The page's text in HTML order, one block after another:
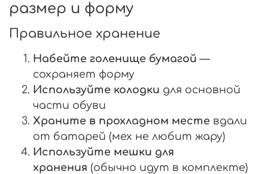
размер и форму
Правильное хранение
Набейте голенище бумагой —
сохраняет форму
Используйте колодки для основной
части обуви
Храните в прохладном месте вдали
от батарей (мех не любит жару)
Используйте мешки для
хранения (обычно идут в комплекте)